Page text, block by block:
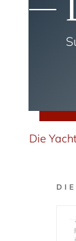
Die Yacht